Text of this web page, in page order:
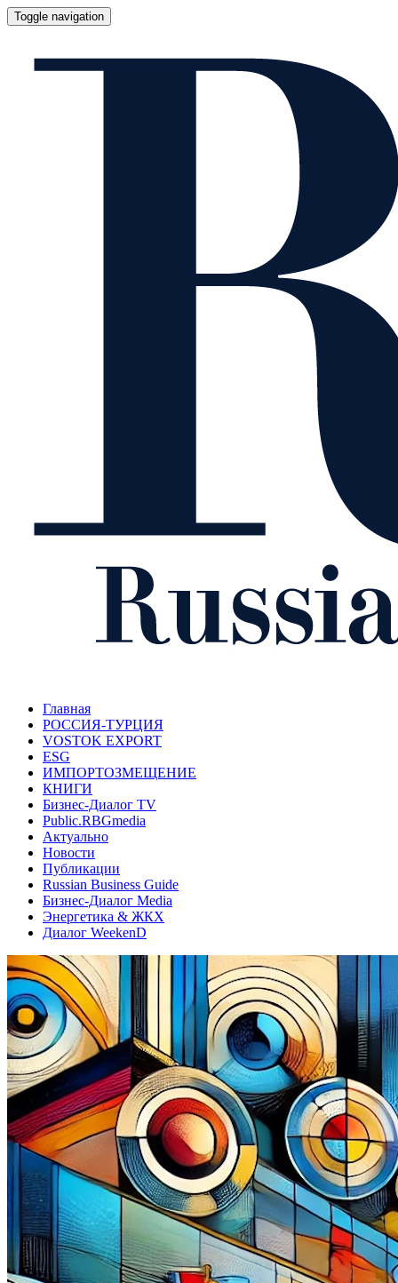
Toggle navigation
Главная
РОССИЯ-ТУРЦИЯ
VOSTOK EXPORT
ESG
ИМПОРТОЗМЕЩЕНИЕ
КНИГИ
Бизнес-Диалог TV
Public.RBGmedia
Актуально
Новости
Публикации
Russian Business Guide
Бизнес-Диалог Media
Энергетика & ЖКХ
Диалог WeekenD